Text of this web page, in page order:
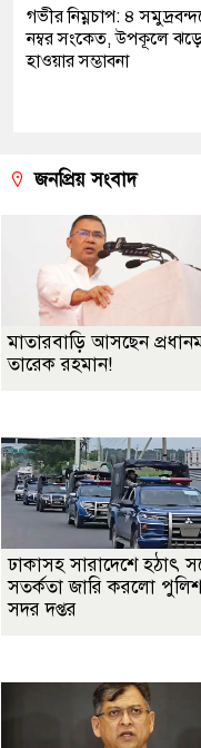
গভীর নিম্নচাপ: ৪
নম্বর সংকেত, উপকূলে
হাওয়ার সম্ভাবনা
জনপ্রিয় সংবাদ
মাতারবাড়ি আসছেন
তারেক রহমান!
ঢাকাসহ সারাদেশে হঠাৎ
সতর্কতা জা‌রি করলো পুলিশ
সদর দপ্তর